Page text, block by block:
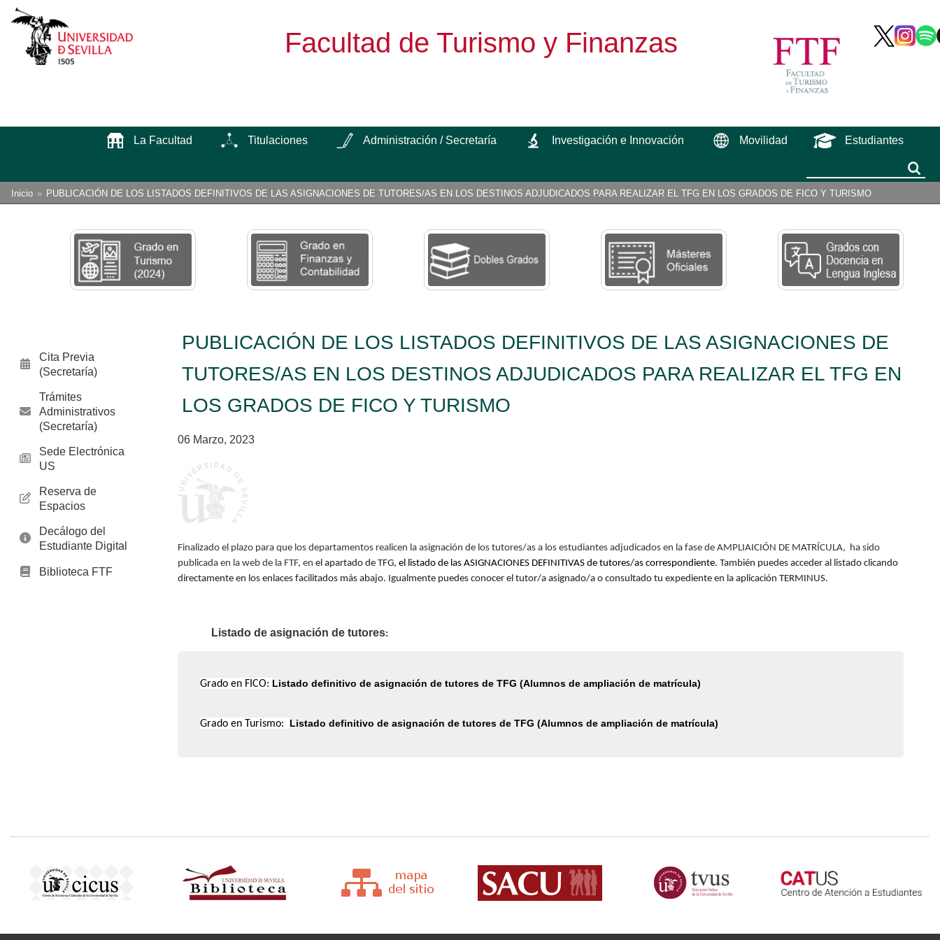
Facultad de Turismo y Finanzas
La Facultad Titulaciones Administración / Secretaría Investigación e Innovación Movilidad Estudiantes
Enlaces
Está
Inicio PUBLICACIÓN DE LOS LISTADOS DEFINITIVOS DE LAS ASIGNACIONES DE TUTORES/AS EN LOS DESTINOS ADJUDICADOS PARA REALIZAR EL TFG EN LOS GRADOS DE FICO Y TURISMO
PUBLICACIÓN DE LOS LISTADOS DEFINITIVOS DE LAS ASIGNACIONES DE
TUTORES/AS EN LOS DESTINOS ADJUDICADOS PARA REALIZAR EL TFG EN
LOS GRADOS DE FICO Y TURISMO
06 Marzo, 2023
Finalizado el plazo para que los departamentos realicen la asignación de los tutores/as a los estudiantes adjudicados en la fase de AMPLIAICIÓN DE MATRÍCULA, ha sido
publicada en la web de la FTF, enel apartado de TFG,el listado de las ASIGNACIONES DEFINITIVAS de tutores/as correspondiente. También puedes acceder al listado clicando
directamente en los enlaces facilitados más abajo. Igualmente puedes conocer el tutor/a asignado/a o consultado tu expediente en la aplicación TERMINUS.
Listado de asignación de tutores:
Grado en FICO: Listado definitivo de asignación de tutores de TFG (Alumnos de ampliación de matrícula)
Grado en Turismo: Listado definitivo de asignación de tutores de TFG (Alumnos de ampliación de matrícula)
Cita Previa
(Secretaría)
Trámites
Administrativos
(Secretaría)
Sede Electrónica
US
Reserva de
Espacios
Decálogo del
Estudiante Digital
Biblioteca FTF